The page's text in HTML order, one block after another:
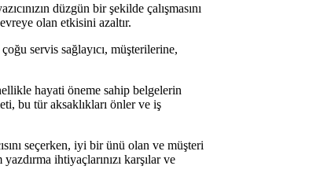
düzgün bir şekilde çalışmasını
olan etkisini azaltır.
servis sağlayıcı, müşterilerine,
hayati öneme sahip belgelerin
bu tür aksaklıkları önler ve iş
seçerken, iyi bir ünü olan ve müşteri
ihtiyaçlarınızı karşılar ve